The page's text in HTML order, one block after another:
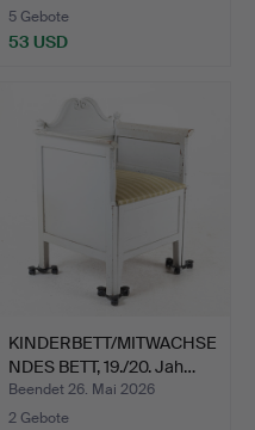
5 Gebote
53 USD
KINDERBETT/MITWACHSE
NDES BETT, 19./20. Jah…
Beendet 26. Mai 2026
2 Gebote